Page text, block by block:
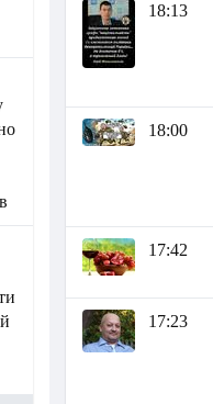
18:13
18:00
17:42
17:23